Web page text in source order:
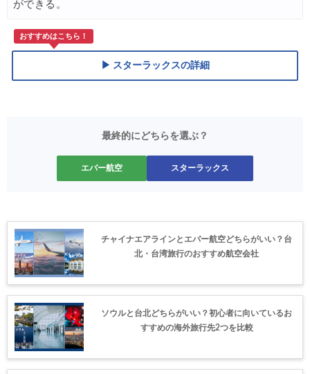
ができる。
おすすめはこちら！
▶ スターラックスの詳細
最終的にどちらを選ぶ？
エバー航空 スターラックス
チャイナエアラインとエバー航空どちらがいい？台
北・台湾旅行のおすすめ航空会社
ソウルと台北どちらがいい？初心者に向いているお
すすめの海外旅行先2つを比較